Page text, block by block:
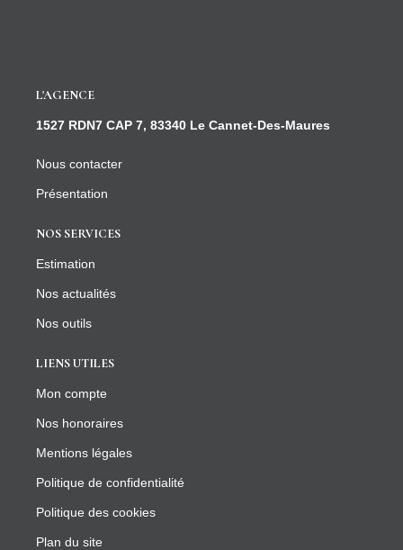
L'AGENCE
1527 RDN7 CAP 7, 83340 Le Cannet-Des-Maures
Nous contacter
Présentation
NOS SERVICES
Estimation
Nos actualités
Nos outils
LIENS UTILES
Mon compte
Nos honoraires
Mentions légales
Politique de confidentialité
Politique des cookies
Plan du site